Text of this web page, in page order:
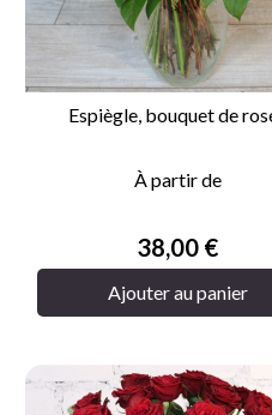
Espiègle, bouquet de
À partir de
Prix
38,00 €
Ajouter au panier